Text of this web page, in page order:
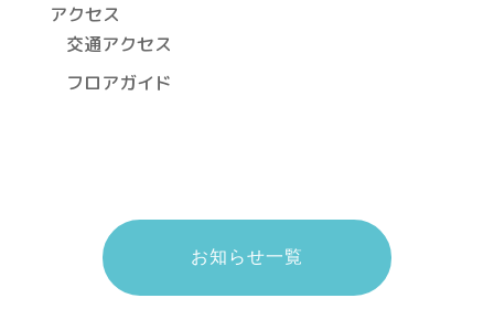
アクセス
交通アクセス
フロアガイド
お知らせ一覧